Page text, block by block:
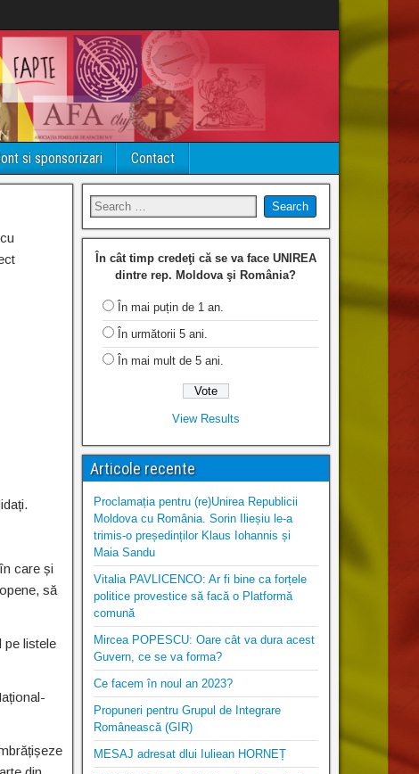
si sponsorizari Contact
care și
să
pe listele
În cât timp credeţi că se va face UNIREA
dintre rep. Moldova şi România?
În mai puțin de 1 an.
În următorii 5 ani.
În mai mult de 5 ani.
View Results
Articole recente
Proclamația pentru (re)Unirea Republicii
Moldova cu România. Sorin Ilieșiu le-a
trimis-o președinților Klaus Iohannis și
Maia Sandu
Vitalia PAVLICENCO: Ar fi bine ca forțele
politice provestice să facă o Platformă
comună
Mircea POPESCU: Oare cât va dura acest
Guvern, ce se va forma?
Ce facem în noul an 2023?
Propuneri pentru Grupul de Integrare
Românească (GIR)
MESAJ adresat dlui Iuliean HORNEȚ